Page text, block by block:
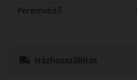
Peremvédő
Házhozszállítás